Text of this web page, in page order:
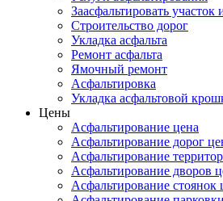
Заасфальтировать
Строительство дорог
Укладка асфальта
Ремонт асфальта
Ямочный ремонт
Асфальтировка
Укладка асфальтовой
Цены
Асфальтирование цена
Асфальтирование дорог
Асфальтирование
Асфальтирование дворов
Асфальтирование стоянок